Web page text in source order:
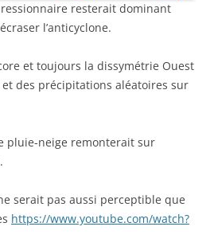
resterait dominant
l’anticyclone.
et toujours la dissymétrie Ouest
et des précipitations aléatoires sur
pluie-neige remonterait sur
serait pas aussi perceptible que
https://www.youtube.com/watch?